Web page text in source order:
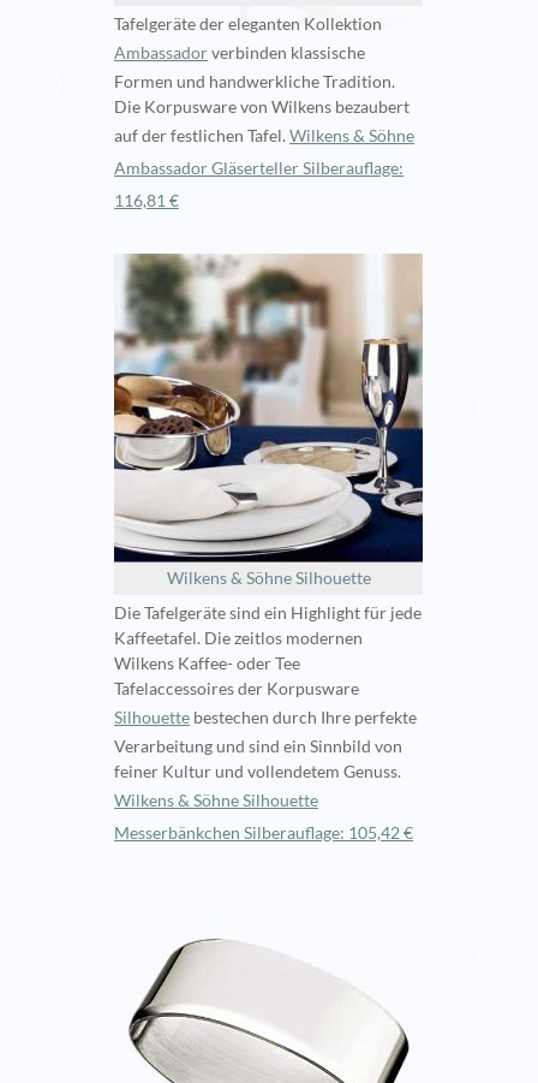
Tafelgeräte der eleganten Kollektion
Ambassadorverbinden klassische
Formen und handwerkliche Tradition.
Die Korpusware von Wilkens bezaubert
auf der festlichen Tafel. Wilkens & Söhne
Ambassador Gläserteller Silberauflage:
116,81 €
Wilkens & Söhne Silhouette
Die Tafelgeräte sind ein Highlight für jede
Kaffeetafel. Die zeitlos modernen
Wilkens Kaffee- oder Tee
Tafelaccessoires der Korpusware
Silhouette bestechen durch Ihre perfekte
Verarbeitung und sind ein Sinnbild von
feiner Kultur und vollendetem Genuss.
Wilkens & Söhne Silhouette
Messerbänkchen Silberauflage: 105,42 €